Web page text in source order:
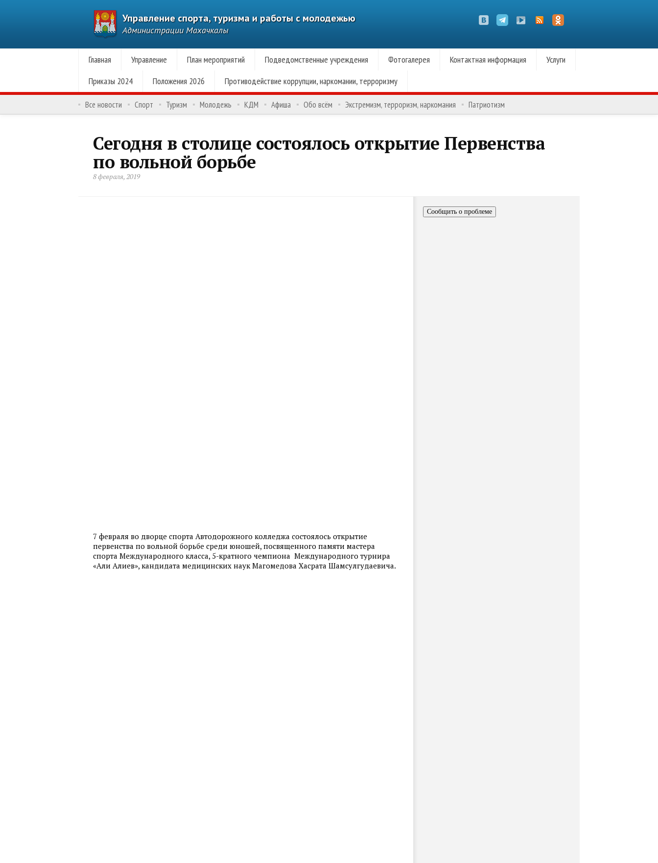
Управление спорта, туризма и работы с молодежью
Администрации Махачкалы
Главная Управление План мероприятий Подведомственные учреждения Фотогалерея Контактная информация
Услуги
Приказы 2024
Положения 2026 Противодействие коррупции, наркомании, терроризму
Все новости Спорт Туризм Молодежь КДМ Афиша Обо всём Экстремизм, терроризм, наркомания Патриотизм
Сегодня в столице состоялось открытие Первенства
по вольной борьбе
8 февраля, 2019
7 февраля во дворце спорта Автодорожного колледжа состоялось открытие
первенства по вольной борьбе среди юношей, посвященного памяти мастера
спорта Международного класса, 5-кратного чемпиона Международного турнира
«Али Алиев», кандидата медицинских наук Магомедова Хасрата Шамсулгудаевича.
Сообщить о проблеме